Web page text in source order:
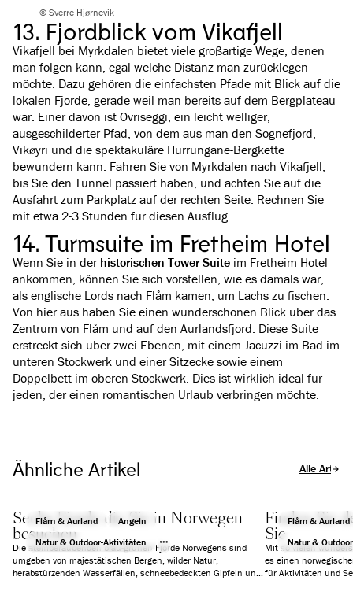
© Sverre Hjørnevik
13. Fjordblick vom Vikafjell
Vikafjell bei Myrkdalen bietet viele großartige Wege, denen
man folgen kann, egal welche Distanz man zurücklegen
möchte. Dazu gehören die einfachsten Pfade mit Blick auf die
lokalen Fjorde, gerade weil man bereits auf dem Bergplateau
war. Einer davon ist Ovriseggi, ein leicht welliger,
ausgeschilderter Pfad, von dem aus man den Sognefjord,
Vikøyri und die spektakuläre Hurrungane-Bergkette
bewundern kann. Fahren Sie von Myrkdalen nach Vikafjell,
bis Sie den Tunnel passiert haben, und achten Sie auf die
Ausfahrt zum Parkplatz auf der rechten Seite. Rechnen Sie
mit etwa 2-3 Stunden für diesen Ausflug.
14. Turmsuite im Fretheim Hotel
Wenn Sie in der historischen Tower Suite im Fretheim Hotel
ankommen, können Sie sich vorstellen, wie es damals war,
als englische Lords nach Flåm kamen, um Lachs zu fischen.
Von hier aus haben Sie einen wunderschönen Blick über das
Zentrum von Flåm und auf den Aurlandsfjord. Diese Suite
erstreckt sich über zwei Ebenen, mit einem Jacuzzi im Bad im
unteren Stockwerk und einer Sitzecke sowie einem
Doppelbett im oberen Stockwerk. Dies ist wirklich ideal für
jeden, der einen romantischen Urlaub verbringen möchte.
Ähnliche Artikel Alle Artikel
Flåm & Aurland
Angeln
Natur & Outdoor-Aktivitäten
Sechs Fjorde die Sie in Norwegen
besuchen
Die atemberaubenden blau-grünen Fjorde Norwegens sind
umgeben von majestätischen Bergen, wilder Natur,
herabstürzenden Wasserfällen, schneebedeckten Gipfeln und
Flåm & Aurland
Natur &
Finden Sie
Sie
Mit so vielen
es einen
für Aktivitäten und